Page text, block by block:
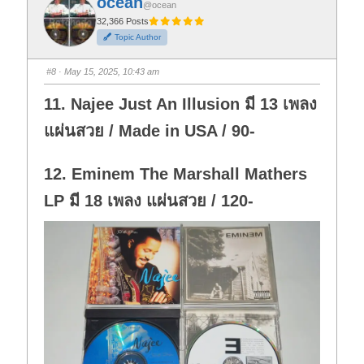
o
r
t
h
u
m
b
d
o
.
o
t
h
u
m
b
u
p
@ocean
32,366 Posts
Topic Author
#8 · May 15, 2025, 10:43 am
11. Najee Just An Illusion มี 13 เพลง
แผ่นสวย / Made in USA / 90-
12. Eminem The Marshall Mathers
LP มี 18 เพลง แผ่นสวย / 120-